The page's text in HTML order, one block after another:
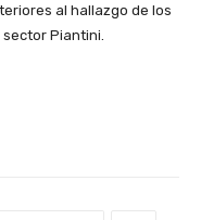
al hallazgo de los
Piantini.